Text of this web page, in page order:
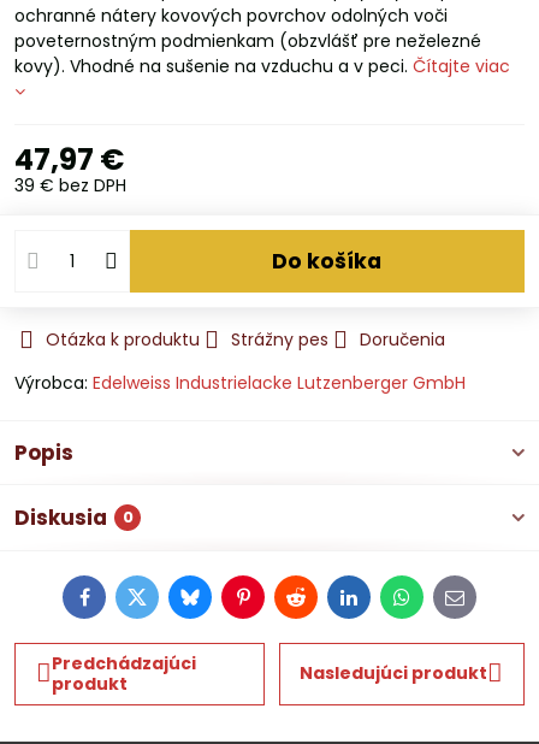
ochranné nátery kovových povrchov odolných voči
poveternostným podmienkam (obzvlášť pre neželezné
kovy). Vhodné na sušenie na vzduchu a v peci. Čítajte viac
47,97 €
39 € bez DPH
Do košíka
Otázka k produktu Strážny pes
Doručenia
Výrobca: Edelweiss Industrielacke Lutzenberger GmbH
Popis
Diskusia 0
FacebookTwitterBlueskyPinterestRedditLinkedInWhatsApp
E-
mail
Predchádzajúci
produkt
Nasledujúci produkt